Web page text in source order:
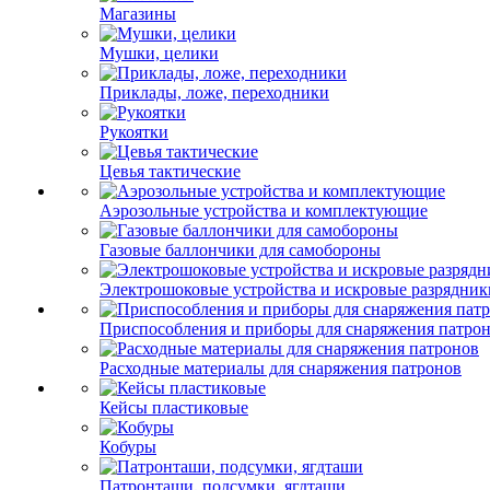
Магазины
Мушки, целики
Приклады, ложе, переходники
Рукоятки
Цевья тактические
Аэрозольные устройства и комплектующие
Газовые баллончики для самобороны
Электрошоковые устройства и искровые
Приспособления и приборы для снаряжения
Расходные материалы для снаряжения патронов
Кейсы пластиковые
Кобуры
Патронташи, подсумки, ягдташи